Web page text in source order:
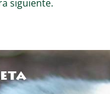
siguiente.